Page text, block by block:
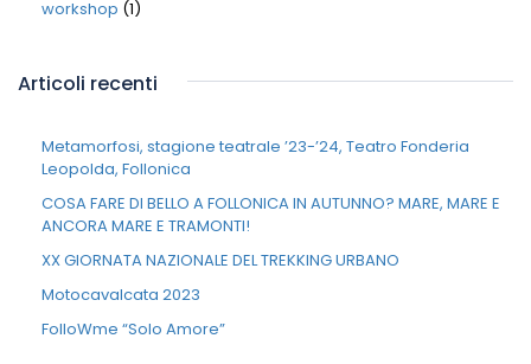
workshop (1)
Articoli recenti
Metamorfosi, stagione teatrale ’23-’24, Teatro Fonderia
Leopolda, Follonica
COSA FARE DI BELLO A FOLLONICA IN AUTUNNO? MARE, MARE E
ANCORA MARE E TRAMONTI!
XX GIORNATA NAZIONALE DEL TREKKING URBANO
Motocavalcata 2023
FolloWme “Solo Amore”